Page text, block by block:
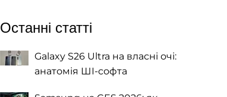
Останні статті
Galaxy S26 Ultra на власні очі:
анатомія ШІ-софта